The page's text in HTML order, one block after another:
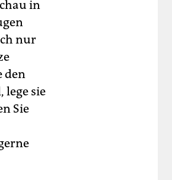
in
nur
den
lege sie
Sie